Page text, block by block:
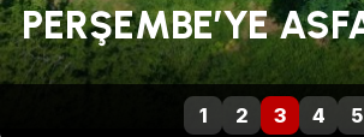
PERŞEMBE’YE
1 2 3 4 5